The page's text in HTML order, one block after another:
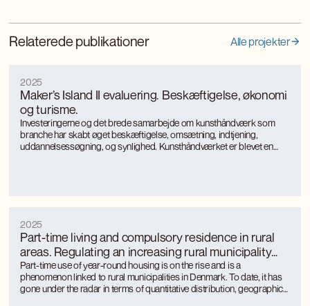
Relaterede publikationer Alle projekter
Maker’s Island II evaluering. Beskæftigelse, økonomi
og turisme.
2025
Investeringerne og det brede samarbejde om kunsthåndværk som
branche har skabt øget beskæftigelse, omsætning, indtjening,
uddannelsessøgning, og synlighed. Kunsthåndværket er blevet en
Part-time living and compulsory residence in rural
areas. Regulating an increasing rural municipality
phenomenon
2025
Part-time use of year-round housing is on the rise and is a
phenomenon linked to rural municipalities in Denmark. To date, it has
gone under the radar in terms of quantitative distribution, geographical